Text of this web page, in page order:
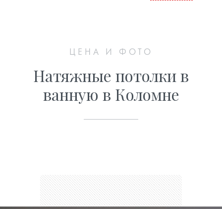
ЦЕНА И ФОТО
Натяжные потолки в
ванную в Коломне